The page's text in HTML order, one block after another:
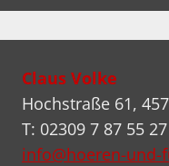
Claus Volke
Hochstraße 61,
T: 02309 7 87 55 27
info@hoeren-und-